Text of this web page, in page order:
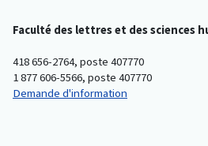
Faculté des lettres et des sciences
418 656-2764, poste 407770
1 877 606-5566, poste 407770
Demande d'information